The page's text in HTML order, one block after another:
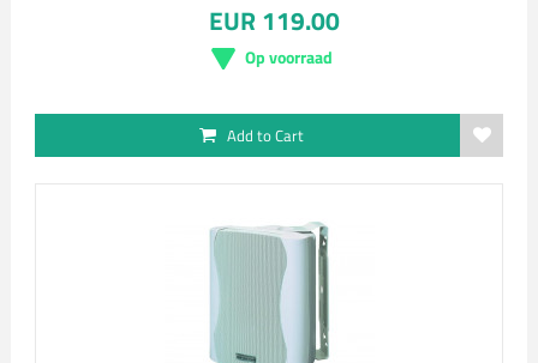
EUR 119.00
Op voorraad
Add to Cart